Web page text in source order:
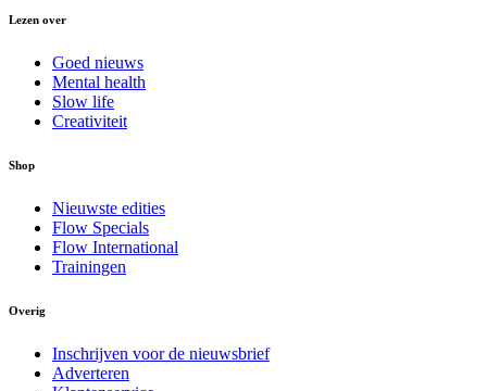
Lezen over
Goed nieuws
Mental health
Slow life
Creativiteit
Shop
Nieuwste edities
Flow Specials
Flow International
Trainingen
Overig
Inschrijven voor de nieuwsbrief
Adverteren